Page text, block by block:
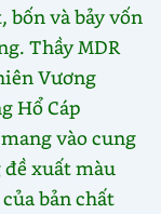
bốn và bảy vốn
Thầy MDR
Vương
Hổ Cáp
vào cung
đề xuất màu
bản chất